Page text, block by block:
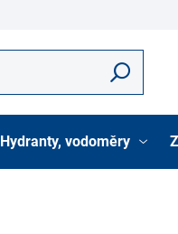
Hledat
Hydranty, vodoměry